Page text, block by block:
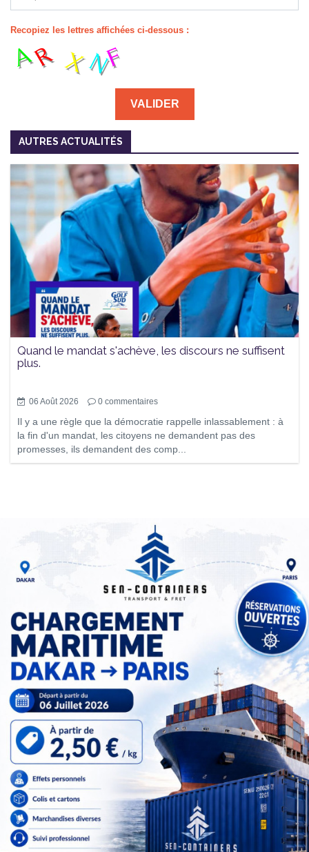
Recopiez les lettres affichées ci-dessous :
AUTRES ACTUALITÉS
Quand le mandat s'achève, les discours ne suffisent
plus.
06 Août 2026 0 commentaires
Il y a une règle que la démocratie rappelle inlassablement : à
la fin d'un mandat, les citoyens ne demandent pas des
promesses, ils demandent des comp...